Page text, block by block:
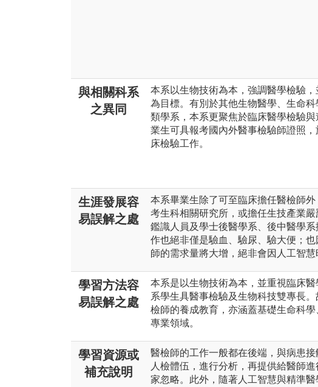
與相關科系
之異同
本系以生物技術為本，強調醫學檢驗
為目標。有別於其他生物醫學、生命
類學系，本系更聚焦於臨床醫學檢驗
業生可具報考國內外醫事檢驗師證照
床檢驗工作。
生涯發展容
易誤解之處
本系畢業生除了可至臨床擔任醫檢師
考生科相關研究所，或擔任生技產業嚴
鑑識人員及學士後醫學系、後中醫學
作也絕非僅是驗血、驗尿、驗大便；
師的需求量將大增，絕非會因人工智慧
學習方法容
易誤解之處
本系是以生物技術為本，並重視臨床
系學生具醫事檢驗及生物科技雙專長
檢師的養成教育，亦涵蓋基礎生命科
專業領域。
學習資源或
補充說明
醫檢師的工作一般都在後端，與病患
人檢體伍，進行分析，再提供給醫師
家忽略。此外，隨著人工智慧與精準